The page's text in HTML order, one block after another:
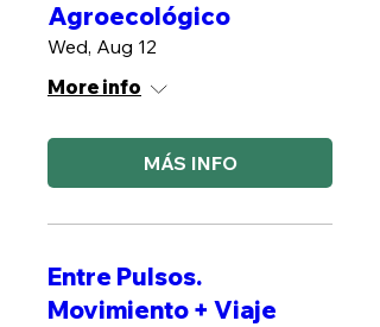
Agroecológico
Wed, Aug 12
More info
MÁS INFO
Entre Pulsos.
Movimiento + Viaje